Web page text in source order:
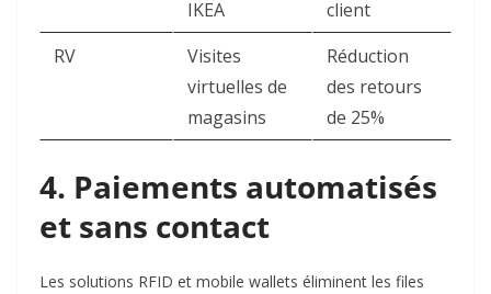
IKEA
client
RV
Visites
virtuelles de
magasins
Réduction
des retours
de 25%
4. Paiements automatisés
et sans contact
Les solutions RFID et mobile wallets éliminent les files